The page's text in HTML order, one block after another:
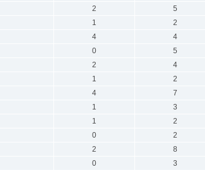
2 5
1 2
4 4
0 5
2 4
1 2
4 7
1 3
1 2
0 2
2 8
0 3